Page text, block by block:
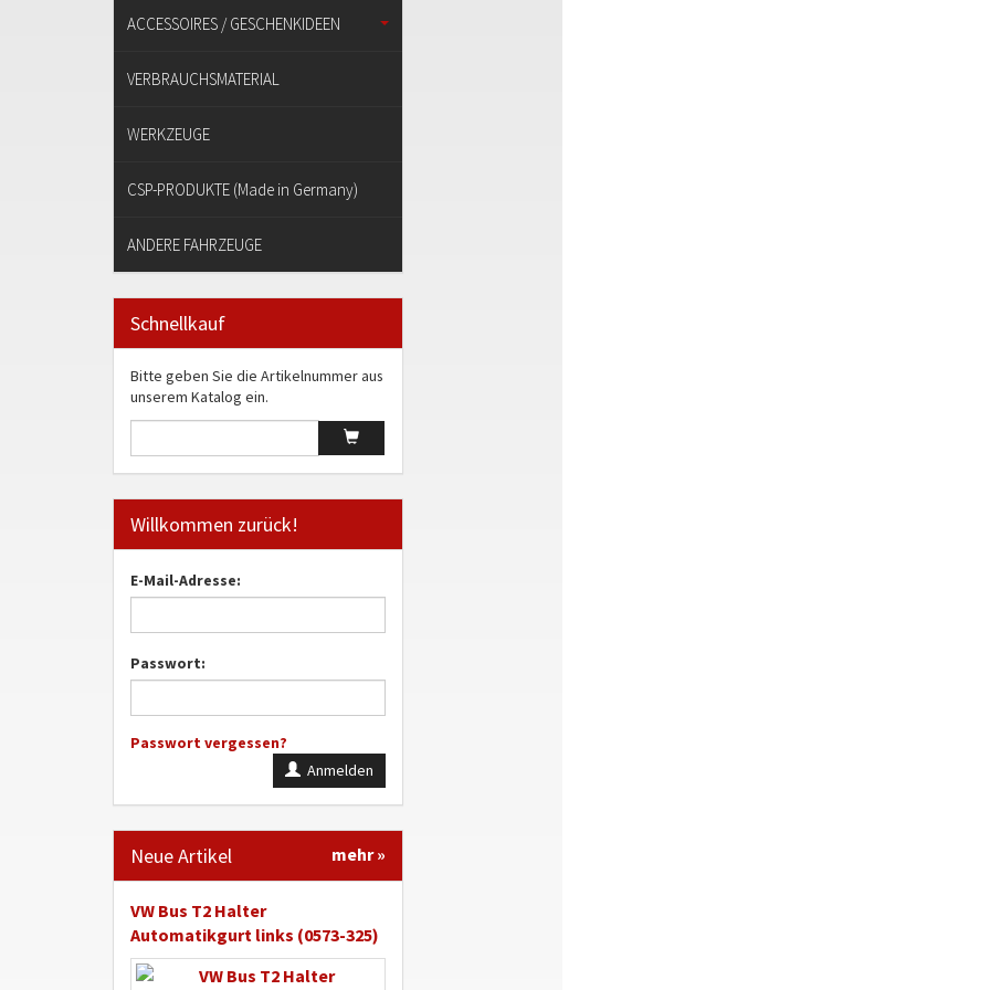
ACCESSOIRES / GESCHENKIDEEN
VERBRAUCHSMATERIAL
WERKZEUGE
CSP-PRODUKTE (Made in Germany)
ANDERE FAHRZEUGE
Schnellkauf
Bitte geben Sie die Artikelnummer aus
unserem Katalog ein.
Willkommen zurück!
E-Mail-Adresse:
Passwort:
Passwort vergessen?
Anmelden
Neue Artikel mehr»
VW Bus T2 Halter
Automatikgurt links (0573-325)